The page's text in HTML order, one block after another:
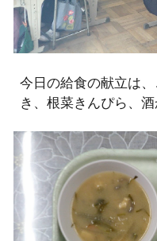
今日の給食の献立は
き、根菜きんぴら、